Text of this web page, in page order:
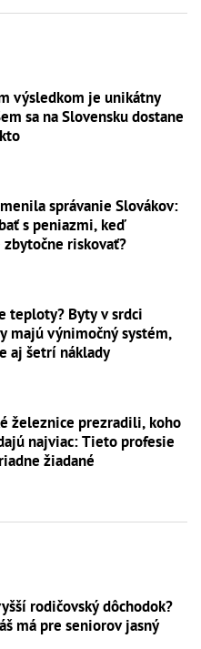
výsledkom je unikátny
sa na Slovensku dostane
správanie Slovákov:
s peniazmi, keď
zbytočne riskovať?
teploty? Byty v srdci
majú výnimočný systém,
aj šetrí náklady
železnice prezradili, koho
najviac: Tieto profesie
žiadané
rodičovský dôchodok?
má pre seniorov jasný